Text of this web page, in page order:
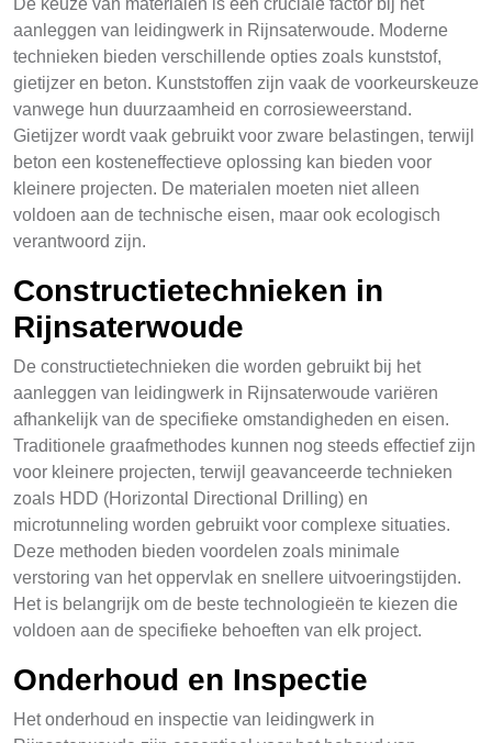
De keuze van materialen is een cruciale factor bij het
aanleggen van leidingwerk in Rijnsaterwoude. Moderne
technieken bieden verschillende opties zoals kunststof,
gietijzer en beton. Kunststoffen zijn vaak de voorkeurskeuze
vanwege hun duurzaamheid en corrosieweerstand.
Gietijzer wordt vaak gebruikt voor zware belastingen, terwijl
beton een kosteneffectieve oplossing kan bieden voor
kleinere projecten. De materialen moeten niet alleen
voldoen aan de technische eisen, maar ook ecologisch
verantwoord zijn.
Constructietechnieken in
Rijnsaterwoude
De constructietechnieken die worden gebruikt bij het
aanleggen van leidingwerk in Rijnsaterwoude variëren
afhankelijk van de specifieke omstandigheden en eisen.
Traditionele graafmethodes kunnen nog steeds effectief zijn
voor kleinere projecten, terwijl geavanceerde technieken
zoals HDD (Horizontal Directional Drilling) en
microtunneling worden gebruikt voor complexe situaties.
Deze methoden bieden voordelen zoals minimale
verstoring van het oppervlak en snellere uitvoeringstijden.
Het is belangrijk om de beste technologieën te kiezen die
voldoen aan de specifieke behoeften van elk project.
Onderhoud en Inspectie
Het onderhoud en inspectie van leidingwerk in